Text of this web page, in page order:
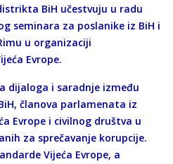
BiH učestvuju u radu
seminara za poslanike iz BiH i
u organizaciji
Evrope.
dijaloga i saradnje između
članova parlamenata iz
Evrope i civilnog društva u
za sprečavanje korupcije.
Vijeća Evrope, a